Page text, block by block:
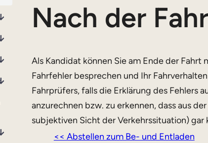
Nach der
Als Kandidat können Sie am Ende der
Fahrfehler besprechen und Ihr
Fahrprüfers, falls die Erklärung des Fehlers
anzurechnen bzw. zu erkennen, dass aus
subjektiven Sicht der Verkehrssituation)
<< Abstellen zum Be- und Entladen